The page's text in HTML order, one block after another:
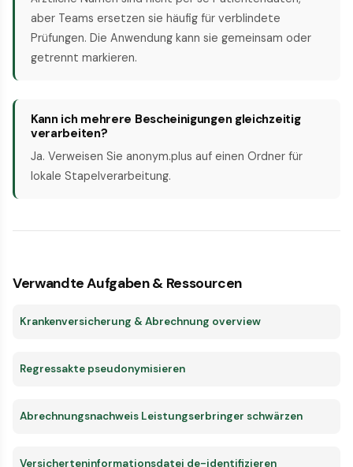
aber Teams ersetzen sie häufig für verblindete
Prüfungen. Die Anwendung kann sie gemeinsam oder
getrennt markieren.
Kann ich mehrere Bescheinigungen gleichzeitig
verarbeiten?
Ja. Verweisen Sie anonym.plus auf einen Ordner für
lokale Stapelverarbeitung.
Verwandte Aufgaben & Ressourcen
Krankenversicherung & Abrechnung overview
Regressakte pseudonymisieren
Abrechnungsnachweis Leistungserbringer schwärzen
Versicherteninformationsdatei de-identifizieren